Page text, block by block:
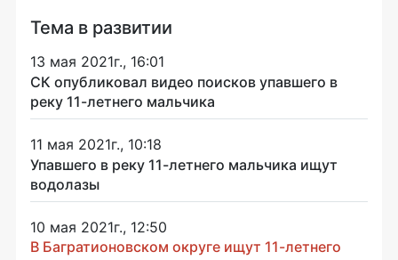
Тема в развитии
13 мая 2021г., 16:01
СК опубликовал видео поисков упавшего в
реку 11-летнего мальчика
11 мая 2021г., 10:18
Упавшего в реку 11-летнего мальчика ищут
водолазы
10 мая 2021г., 12:50
В Багратионовском округе ищут 11-летнего